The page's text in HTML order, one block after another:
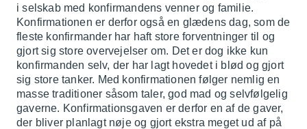
i selskab med konfirmandens venner og familie.
Konfirmationen er derfor også en glædens dag, som de
fleste konfirmander har haft store forventninger til og
gjort sig store overvejelser om. Det er dog ikke kun
konfirmanden selv, der har lagt hovedet i blød og gjort
sig store tanker. Med konfirmationen følger nemlig en
masse traditioner såsom taler, god mad og selvfølgelig
gaverne. Konfirmationsgaven er derfor en af de gaver,
der bliver planlagt nøje og gjort ekstra meget ud af på